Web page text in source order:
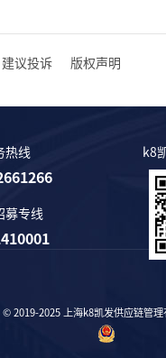
建议投诉 版权声明
热线
募专线
k8
2019-2025 上海k8凯发供应链管理